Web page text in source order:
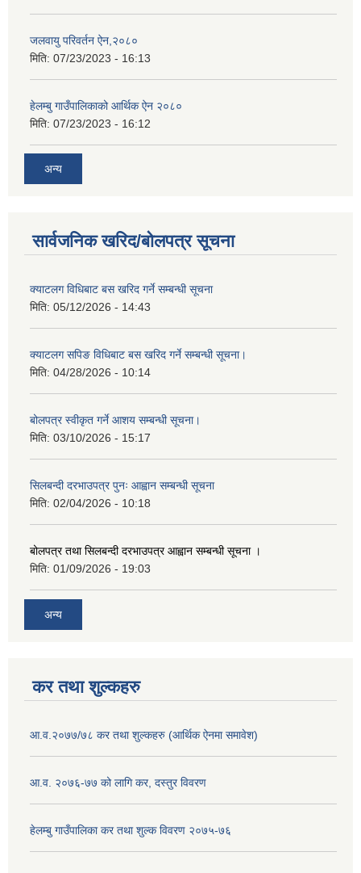
जलवायु परिवर्तन ऐन,२०८०
मिति: 07/23/2023 - 16:13
हेलम्बु गाउँपालिकाको आर्थिक ऐन २०८०
मिति: 07/23/2023 - 16:12
अन्य
सार्वजनिक खरिद/बोलपत्र सूचना
क्याटलग विधिबाट बस खरिद गर्ने सम्बन्धी सूचना
मिति: 05/12/2026 - 14:43
क्याटलग सपिङ विधिबाट बस खरिद गर्ने सम्बन्धी सूचना।
मिति: 04/28/2026 - 10:14
बोलपत्र स्वीकृत गर्ने आशय सम्बन्धी सूचना।
मिति: 03/10/2026 - 15:17
सिलबन्दी दरभाउपत्र पुनः आह्वान सम्बन्धी सूचना
मिति: 02/04/2026 - 10:18
बोलपत्र तथा सिलबन्दी दरभाउपत्र आह्वान सम्बन्धी सूचना ।
मिति: 01/09/2026 - 19:03
अन्य
कर तथा शुल्कहरु
आ.व.२०७७/७८ कर तथा शुल्कहरु (आर्थिक ऐनमा समावेश)
आ.व. २०७६-७७ को लागि कर, दस्तुर विवरण
हेलम्बु गाउँपालिका कर तथा शुल्क विवरण २०७५-७६